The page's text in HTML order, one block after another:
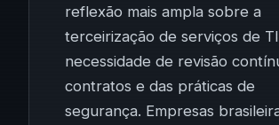
reflexão mais ampla sobre a
terceirização de serviços de
necessidade de revisão
contratos e das práticas de
segurança. Empresas